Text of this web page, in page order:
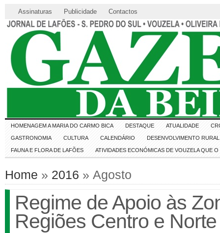
Assinaturas Publicidade Contactos
HOMENAGEM A MARIA DO CARMO BICA DESTAQUE ATUALIDADE
GASTRONOMIA CULTURA CALENDÁRIO DESENVOLVIMENTO RURAL
FAUNA E FLORA DE LAFÕES ATIVIDADES ECONÓMICAS DE VOUZELA QUE
Home » 2016 » Agosto
Regime de Apoio às
Regiões Centro e Norte